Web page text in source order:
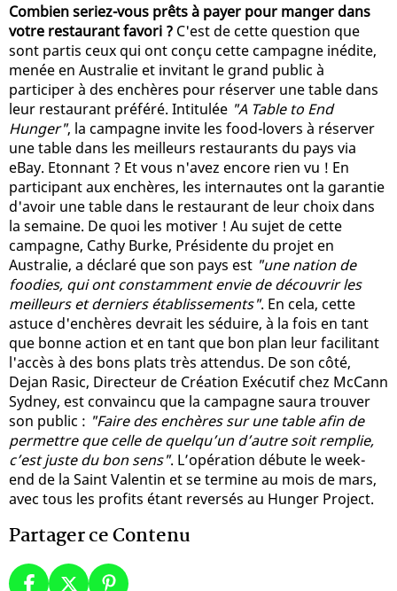
Combien seriez-vous prêts à payer pour manger dans
votre restaurant favori ? C'est de cette question que
sont partis ceux qui ont conçu cette campagne inédite,
menée en Australie et invitant le grand public à
participer à des enchères pour réserver une table dans
leur restaurant préféré. Intitulée "A Table to End
Hunger", la campagne invite les food-lovers à réserver
une table dans les meilleurs restaurants du pays via
eBay. Etonnant ? Et vous n'avez encore rien vu ! En
participant aux enchères, les internautes ont la garantie
d'avoir une table dans le restaurant de leur choix dans
la semaine. De quoi les motiver ! Au sujet de cette
campagne, Cathy Burke, Présidente du projet en
Australie, a déclaré que son pays est "une nation de
foodies, qui ont constamment envie de découvrir les
meilleurs et derniers établissements". En cela, cette
astuce d'enchères devrait les séduire, à la fois en tant
que bonne action et en tant que bon plan leur facilitant
l'accès à des bons plats très attendus. De son côté,
Dejan Rasic, Directeur de Création Exécutif chez McCann
Sydney, est convaincu que la campagne saura trouver
son public : "Faire des enchères sur une table afin de
permettre que celle de quelqu’un d’autre soit remplie,
c’est juste du bon sens". L’opération débute le week-
end de la Saint Valentin et se termine au mois de mars,
avec tous les profits étant reversés au Hunger Project.
Partager ce Contenu